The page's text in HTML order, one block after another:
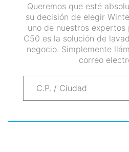
Queremos que esté
su decisión de elegir
uno de nuestros
C50 es la solución de
negocio. Simplemente
correo